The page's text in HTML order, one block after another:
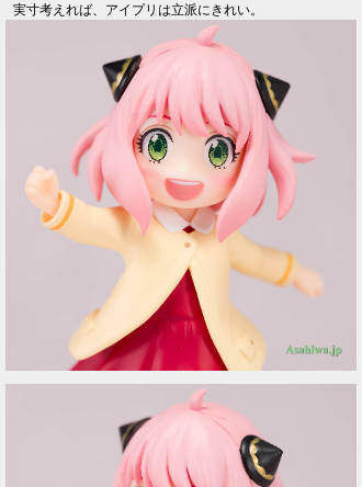
実寸考えれば、アイプリは立派にきれい。